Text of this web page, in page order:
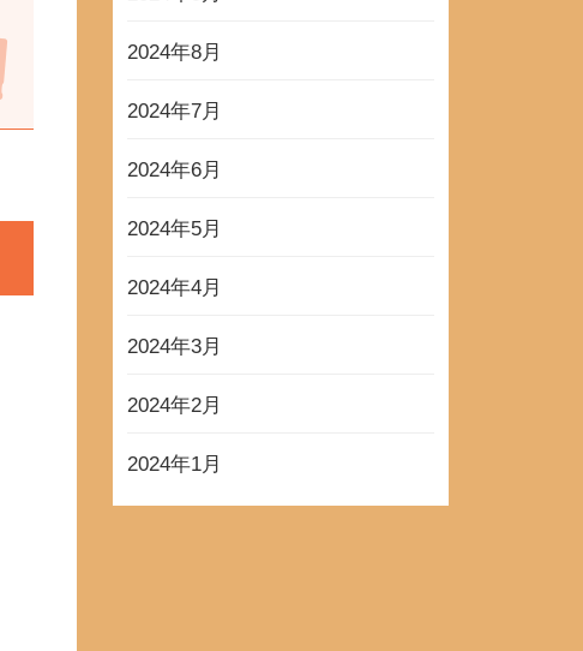
2024年8月
2024年7月
2024年6月
2024年5月
2024年4月
2024年3月
2024年2月
2024年1月